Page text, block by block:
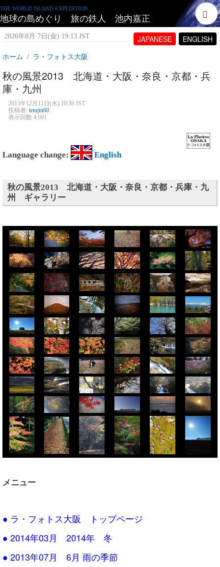
THE WORLD ISLAND EXPEDITION
地球の島めぐり 旅の鉄人 池内嘉正
JAPANESE ENGLISH
2026年8月 7日(金) 19:13 JST
ホーム ラ・フォトス大阪
秋の風景2013 北海道・大阪・奈良・京都・兵
庫・九州
2013年12月11日(水) 10:38 JST
投稿者: tetujin60
表示回数 4,001
Language change: English
秋の風景2013 北海道・大阪・奈良・京都・兵庫・九
州 ギャラリー
メニュー
● ラ・フォトス大阪 トップページ
● 2014年03月 2014年 冬
● 2013年07月 6月 雨の季節